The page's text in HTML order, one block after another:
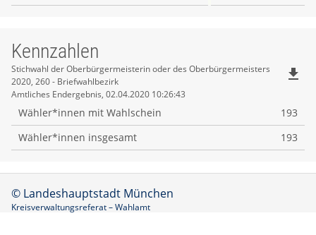
Kennzahlen
Kennzahlen
Stichwahl der Oberbürgermeisterin oder des Oberbürgermeisters
2020, 260 - Briefwahlbezirk
Amtliches Endergebnis, 02.04.2020 10:26:43
file_download
Wähler*innen mit Wahlschein
193
Wähler*innen insgesamt
193
© Landeshauptstadt München
Kreisverwaltungsreferat – Wahlamt